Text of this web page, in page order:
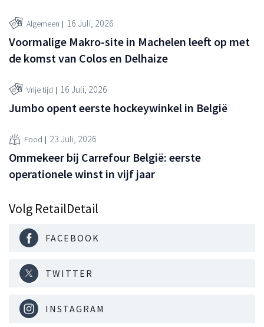
Algemeen 16 Juli, 2026
Voormalige Makro-site in Machelen leeft op met
de komst van Colos en Delhaize
Vrije tijd 16 Juli, 2026
Jumbo opent eerste hockeywinkel in België
Food 23 Juli, 2026
Ommekeer bij Carrefour België: eerste
operationele winst in vijf jaar
Volg RetailDetail
FACEBOOK
TWITTER
INSTAGRAM